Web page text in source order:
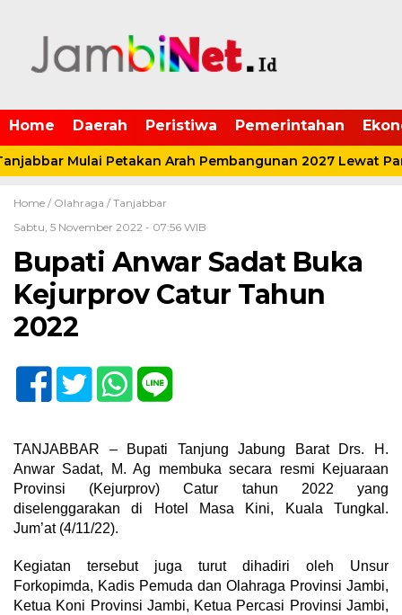
Home Daerah Peristiwa Pemerintahan
Mulai Petakan Arah Pembangunan 2027 Lewat
Home / Olahraga / Tanjabbar
Sabtu, 5 November 2022 - 07:56 WIB
Bupati Anwar Sadat Buka
Kejurprov Catur Tahun
2022
TANJABBAR – Bupati Tanjung Jabung Barat Drs. H.
Anwar Sadat, M. Ag membuka secara resmi Kejuaraan
Provinsi (Kejurprov) Catur tahun 2022 yang
diselenggarakan di Hotel Masa Kini, Kuala Tungkal.
Jum’at (4/11/22).
Kegiatan tersebut juga turut dihadiri oleh Unsur
Forkopimda, Kadis Pemuda dan Olahraga Provinsi Jambi,
Ketua Koni Provinsi Jambi, Ketua Percasi Provinsi Jambi,